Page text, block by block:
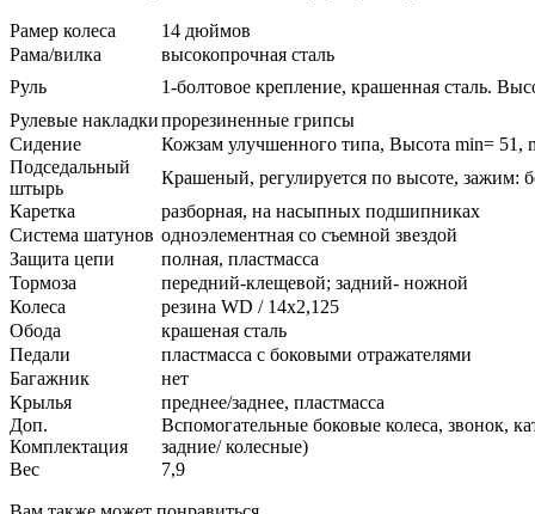
Рамер колеса
14 дюймов
Рама/вилка
высокопрочная сталь
Руль
1-болтовое крепление, крашенная сталь.
Рулевые накладкипрорезиненные грипсы
Сидение
Кожзам улучшенного типа, Высота min= 51,
Подседальный
штырь
Крашеный, регулируется по высоте, зажим:
Каретка
разборная, на насыпных подшипниках
Система шатунов одноэлементная со съемной звездой
Защита цепи
полная, пластмасса
Тормоза
передний-клещевой; задний- ножной
Колеса
резина WD / 14х2,125
Обода
крашеная сталь
Педали
пластмасса с боковыми отражателями
Багажник
нет
Крылья
преднее/заднее, пластмасса
Доп.
Комплектация
Вспомогательные боковые колеса, звонок,
задние/ колесные)
Вес
7,9